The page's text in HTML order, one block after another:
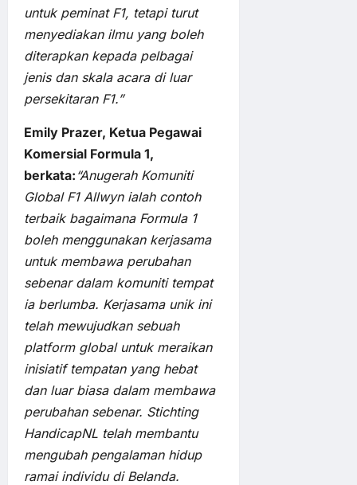
untuk peminat F1, tetapi turut
menyediakan ilmu yang boleh
diterapkan kepada pelbagai
jenis dan skala acara di luar
persekitaran F1.”
Emily Prazer, Ketua Pegawai
Komersial Formula 1,
berkata: “Anugerah Komuniti
Global F1 Allwyn ialah contoh
terbaik bagaimana Formula 1
boleh menggunakan kerjasama
untuk membawa perubahan
sebenar dalam komuniti tempat
ia berlumba. Kerjasama unik ini
telah mewujudkan sebuah
platform global untuk meraikan
inisiatif tempatan yang hebat
dan luar biasa dalam membawa
perubahan sebenar. Stichting
HandicapNL telah membantu
mengubah pengalaman hidup
ramai individu di Belanda.